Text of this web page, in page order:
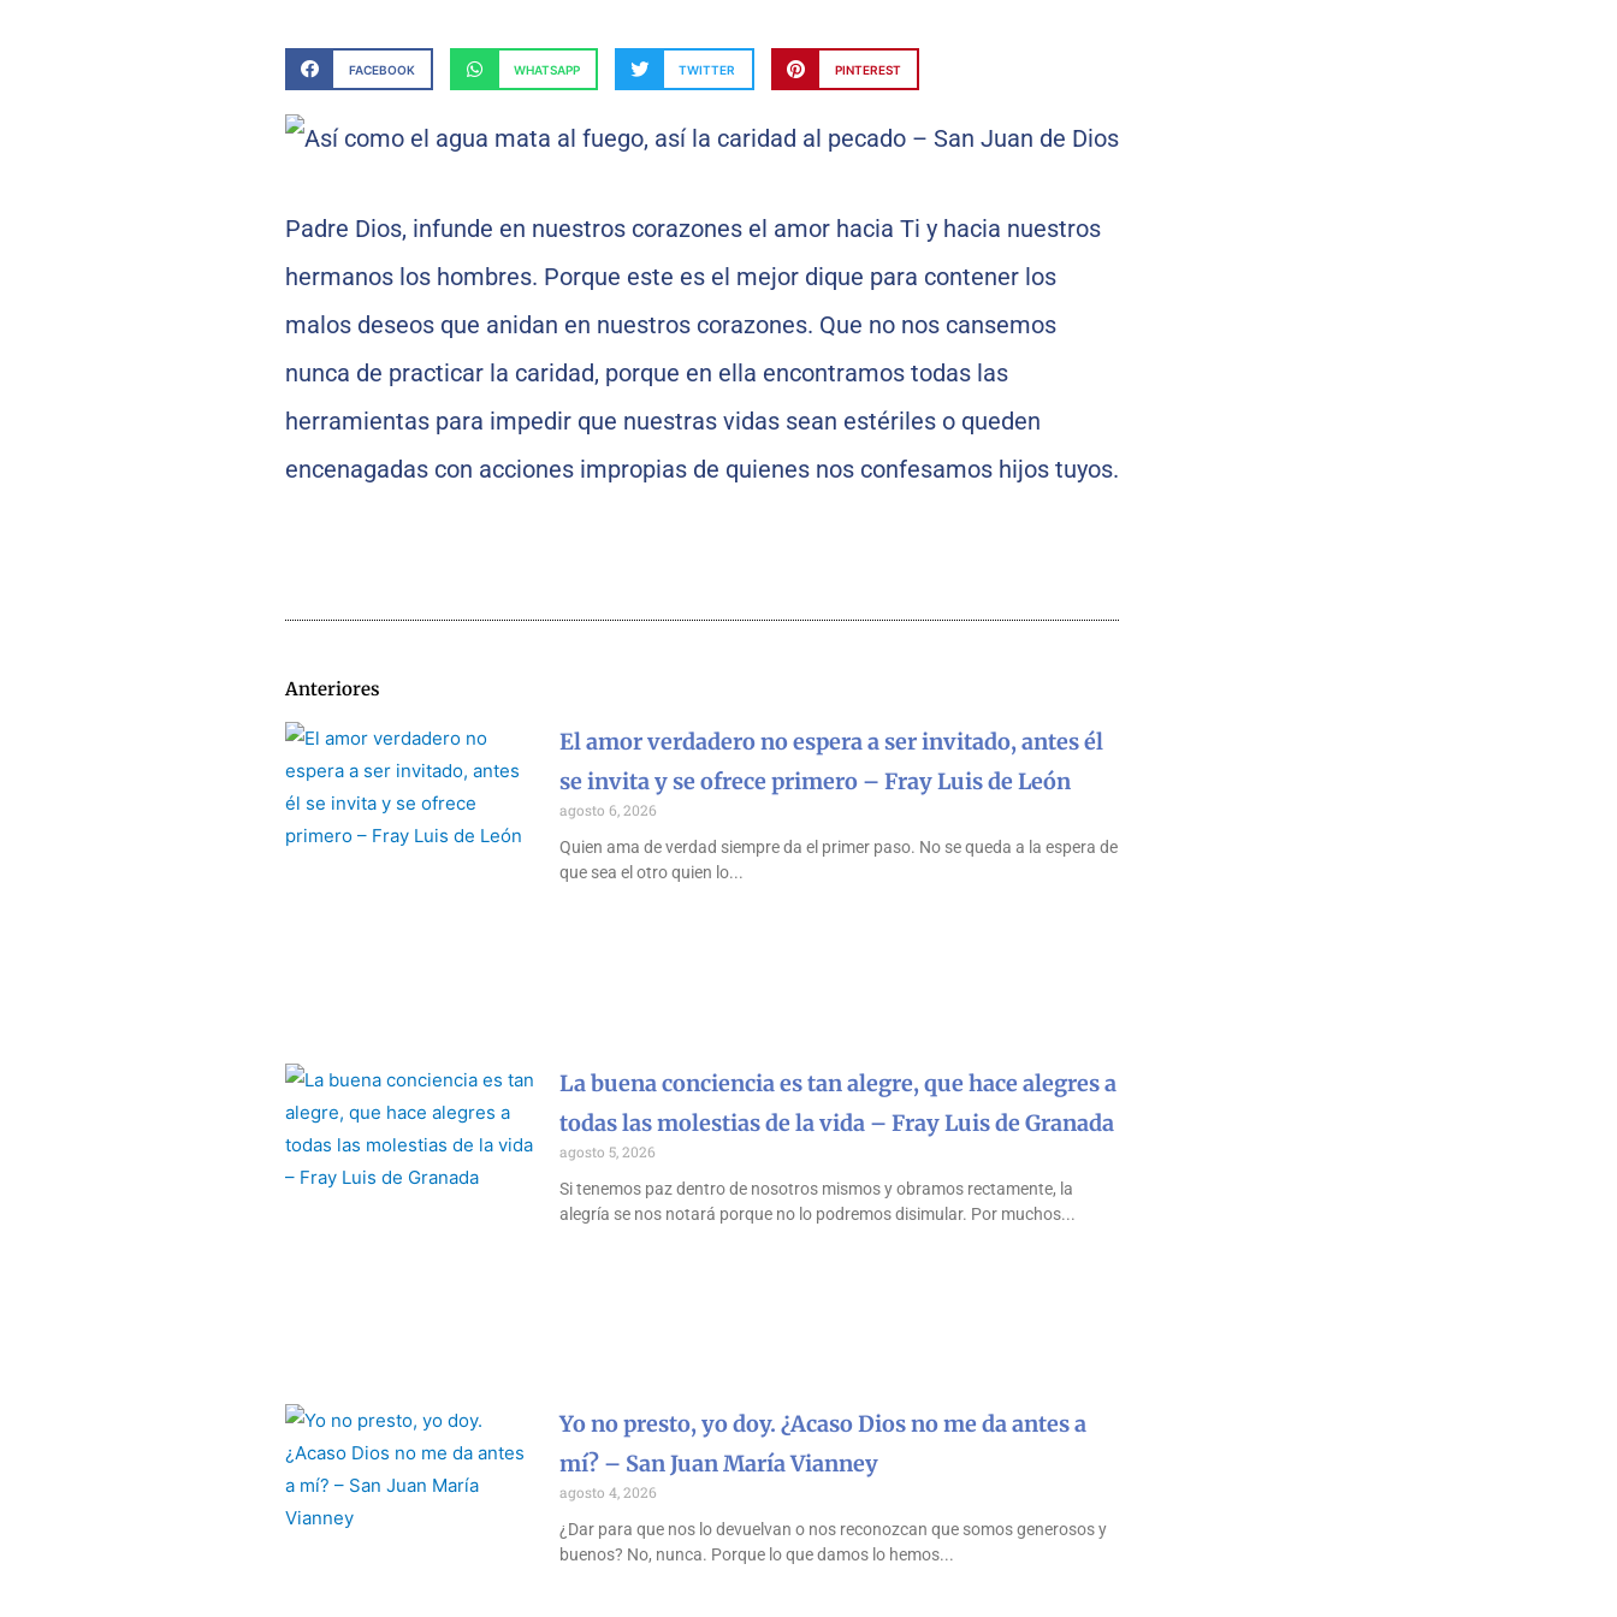
FACEBOOK WHATSAPP TWITTER PINTEREST
Padre Dios, infunde en nuestros corazones el amor hacia Ti y hacia nuestros
hermanos los hombres. Porque este es el mejor dique para contener los
malos deseos que anidan en nuestros corazones. Que no nos cansemos
nunca de practicar la caridad, porque en ella encontramos todas las
herramientas para impedir que nuestras vidas sean estériles o queden
encenagadas con acciones impropias de quienes nos confesamos hijos tuyos.
Anteriores
El amor verdadero no espera a ser invitado, antes él
se invita y se ofrece primero – Fray Luis de León
agosto 6, 2026
Quien ama de verdad siempre da el primer paso. No se queda a la espera de
que sea el otro quien lo
La buena conciencia es tan alegre, que hace alegres a
todas las molestias de la vida – Fray Luis de Granada
agosto 5, 2026
Si tenemos paz dentro de nosotros mismos y obramos rectamente, la
alegría se nos notará porque no lo podremos disimular. Por muchos
Yo no presto, yo doy. ¿Acaso Dios no me da antes a
mí? – San Juan María Vianney
agosto 4, 2026
¿Dar para que nos lo devuelvan o nos reconozcan que somos generosos y
buenos? No, nunca. Porque lo que damos lo hemos